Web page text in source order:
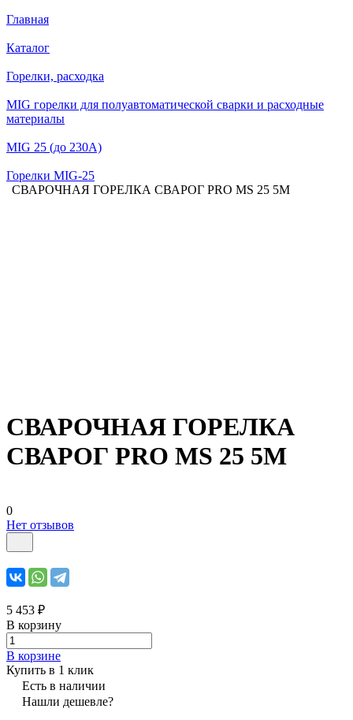
Главная
Каталог
Горелки, расходка
MIG горелки для полуавтоматической сварки и расходные
материалы
MIG 25 (до 230А)
Горелки MIG-25
СВАРОЧНАЯ ГОРЕЛКА СВАРОГ PRO MS 25 5М
СВАРОЧНАЯ ГОРЕЛКА
СВАРОГ PRO MS 25 5М
0
Нет отзывов
5 453 ₽
В корзину
В корзине
Купить в 1 клик
Есть в наличии
Нашли дешевле?